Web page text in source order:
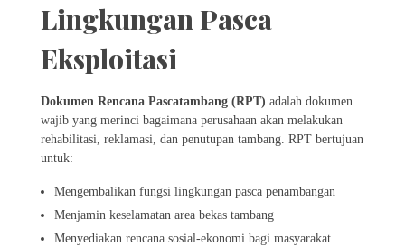
Lingkungan Pasca
Eksploitasi
Dokumen Rencana Pascatambang (RPT) adalah dokumen
wajib yang merinci bagaimana perusahaan akan melakukan
rehabilitasi, reklamasi, dan penutupan tambang. RPT bertujuan
untuk:
Mengembalikan fungsi lingkungan pasca penambangan
Menjamin keselamatan area bekas tambang
Menyediakan rencana sosial-ekonomi bagi masyarakat